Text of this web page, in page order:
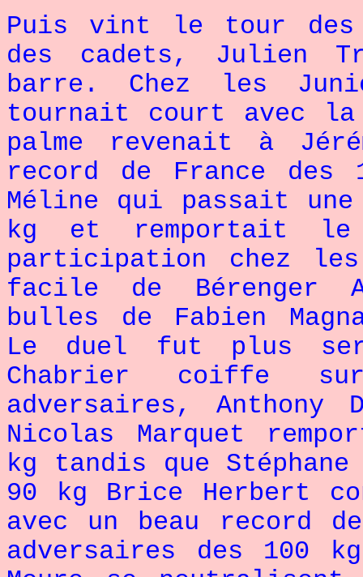
Puis vint le tour des
des cadets, Julien
barre. Chez les
tournait court avec la
palme revenait à
record de France des
Méline qui passait
kg et remportait le
participation chez
facile de Bérenger
bulles de Fabien
Le duel fut plus
Chabrier coiffe
adversaires,
Nicolas Marquet
kg tandis que
90 kg Brice Herbert
avec un beau record
adversaires des 100